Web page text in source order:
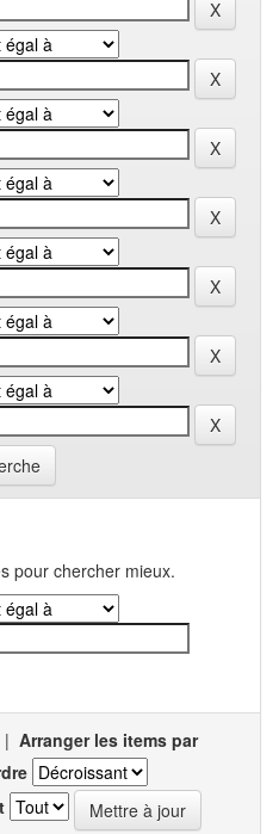
pour chercher mieux.
| Arranger les items par